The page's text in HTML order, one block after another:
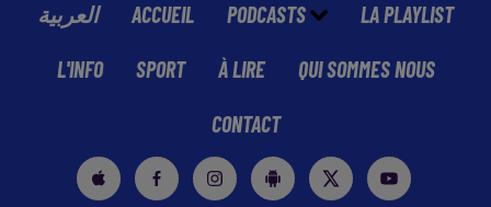
العربية ACCUEIL PODCASTS LA PLAYLIST
L'INFO SPORT À LIRE QUI SOMMES NOUS
CONTACT